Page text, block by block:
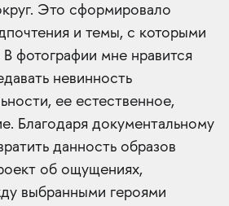
Это сформировало
и темы, с которыми
фотографии мне нравится
невинность
ее естественное,
Благодаря документальному
данность образов
об ощущениях,
выбранными героями